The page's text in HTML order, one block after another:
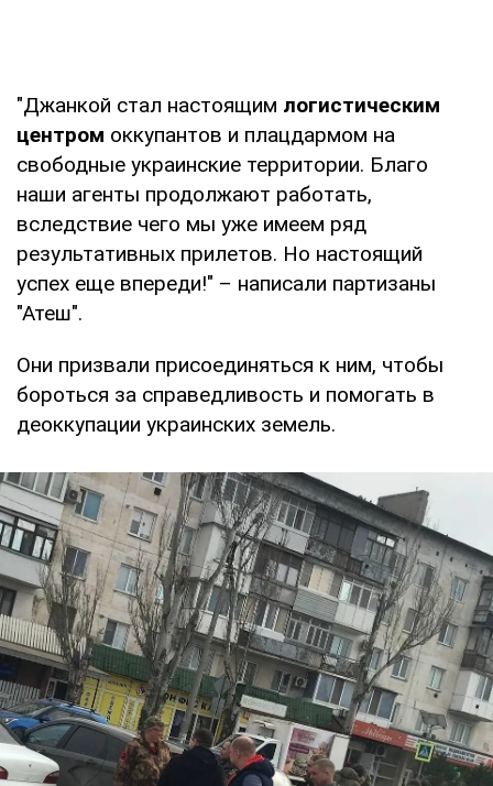
"Джанкой стал настоящим логистическим
центром оккупантов и плацдармом на
свободные украинские территории. Благо
наши агенты продолжают работать,
вследствие чего мы уже имеем ряд
результативных прилетов. Но настоящий
успех еще впереди!" – написали партизаны
"Атеш".
Они призвали присоединяться к ним, чтобы
бороться за справедливость и помогать в
деоккупации украинских земель.